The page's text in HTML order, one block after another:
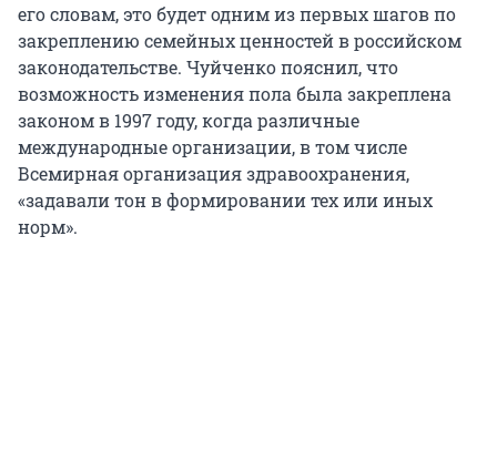
его словам, это будет одним из первых шагов по
закреплению семейных ценностей в российском
законодательстве. Чуйченко пояснил, что
возможность изменения пола была закреплена
законом в 1997 году, когда различные
международные организации, в том числе
Всемирная организация здравоохранения,
«задавали тон в формировании тех или иных
норм».